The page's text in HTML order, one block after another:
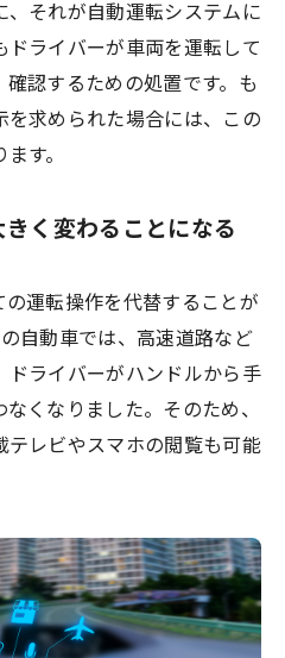
それが自動運転システムに
ドライバーが車両を運転して
認するための処置です。も
を求められた場合には、この
す。
く変わることになる
運転操作を代替することが
自動車では、高速道路など
ドライバーがハンドルから手
くなりました。そのため、
テレビやスマホの閲覧も可能